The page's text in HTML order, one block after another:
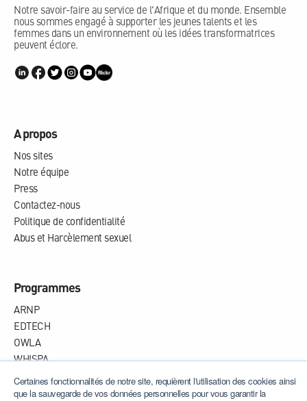
Notre savoir-faire au service de l'Afrique et du monde. Ensemble
nous sommes engagé à supporter les jeunes talents et les
femmes dans un environnement où les idées transformatrices
peuvent éclore.
A propos
Nos sites
Notre équipe
Press
Contactez-nous
Politique de confidentialité
Abus et Harcèlement sexuel
Programmes
ARNP
EDTECH
OWLA
WHISPA
Certaines fonctionnalités de notre site, requièrent l'utilisation des cookies ainsi
que la sauvegarde de vos données personnelles pour vous garantir la